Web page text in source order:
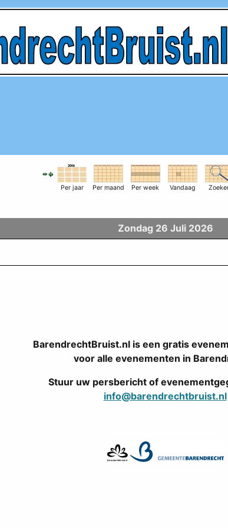
Per jaar Per maand Per week Vandaag
Zondag 26 Juli 2026
BarendrechtBruist.nl is een gratis
voor alle evenementen in
Stuur uw persbericht of
info@barendrechtbruist.nl